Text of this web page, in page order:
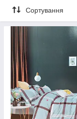
Сортування